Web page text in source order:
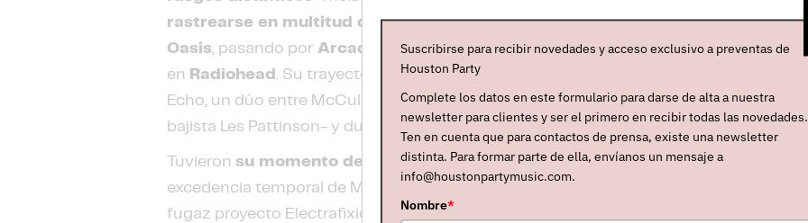
rastrearse en multitud de formaciones posteriores, desdeInterpol hasta
Oasis, pasando por Arcade Fire, The Killers, The Flaming Lips, Travis...Hasta
en Radiohead. Su trayectoria se inició en 1978
Echo, un dúo entre McCulloh y el guitarrista Will Sergeant, hasta que entró el
bajista Les Pattinson- y dura hasta el presente.
Tuvieronsu momento de duda entre 1988 y 1997 , coincidiendo con la
excedencia temporal de McCulloh, quien junto a Sergeant montó entonces el
fugaz proyecto Electrafixion y publicó dos de los tres discos que tiene en solitario.
Suscribirse para recibir novedades y acceso exclusivo a preventas de
Houston Party
Complete los datos en este formulario para darse de alta a nuestra
newsletter para clientes y ser el primero en recibir todas las novedades.
Ten en cuenta que para contactos de prensa, existe una newsletter
distinta. Para formar parte de ella, envíanos un mensaje a
info@houstonpartymusic.com.
Nombre*